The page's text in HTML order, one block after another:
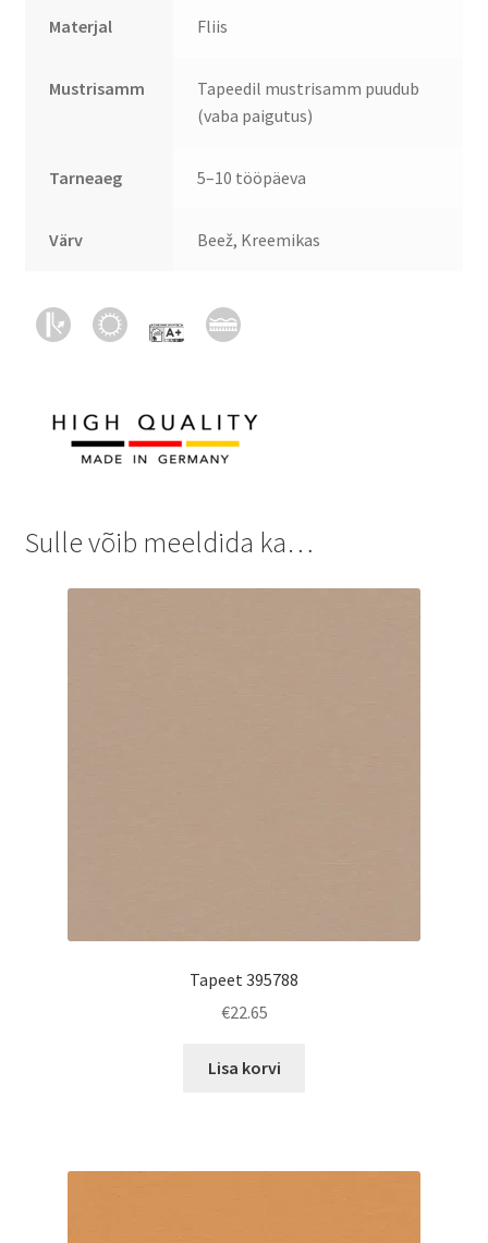
Materjal Fliis
Mustrisamm
Tapeedil mustrisamm puudub
(vaba paigutus)
Tarneaeg 5–10 tööpäeva
Värv Beež, Kreemikas
Sulle võib meeldida ka…
Tapeet 395788
€22.65
Lisa korvi